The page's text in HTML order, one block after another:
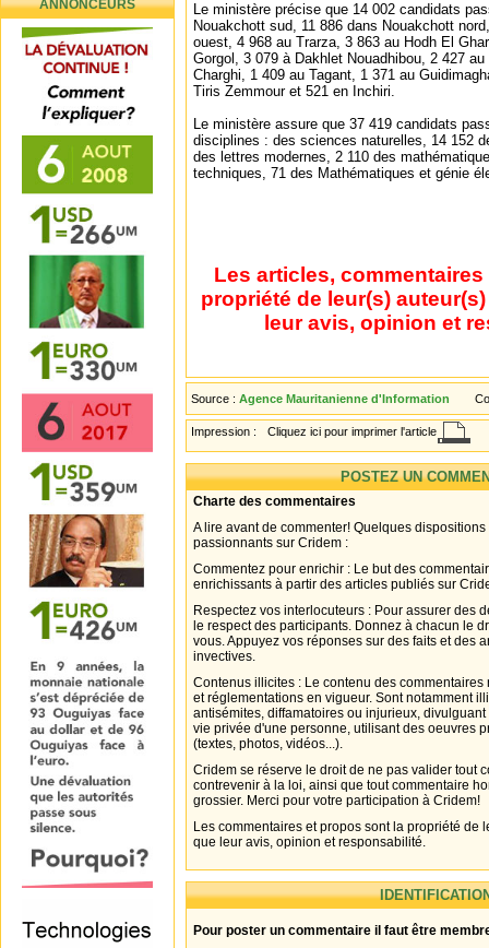
ANNONCEURS
Le ministère précise que 14 002 candidats
Nouakchott sud, 11 886 dans Nouakchott
ouest, 4 968 au Trarza, 3 863 au Hodh El
Gorgol, 3 079 à Dakhlet Nouadhibou, 2 427
Charghi, 1 409 au Tagant, 1 371 au
Tiris Zemmour et 521 en Inchiri.
Le ministère assure que 37 419 candidats
disciplines : des sciences naturelles, 14 152
des lettres modernes, 2 110 des
techniques, 71 des Mathématiques et génie
Les articles,
propriété de leur(s)
leur avis, opinion et
Source : Agence Mauritanienne d'Information
Impression : Cliquez ici pour imprimer l'article
POSTEZ UN
Charte des commentaires
A lire avant de commenter! Quelques
passionnants sur Cridem :
Commentez pour enrichir : Le but des
enrichissants à partir des articles publiés sur
Respectez vos interlocuteurs : Pour assurer des
le respect des participants. Donnez à chacun le
vous. Appuyez vos réponses sur des faits et des
invectives.
Contenus illicites : Le contenu des
et réglementations en vigueur. Sont notamment
antisémites, diffamatoires ou injurieux,
vie privée d'une personne, utilisant des oeuvres
(textes, photos, vidéos...).
Cridem se réserve le droit de ne pas valider tout
contrevenir à la loi, ainsi que tout commentaire
grossier. Merci pour votre participation à Cridem!
Les commentaires et propos sont la propriété de
que leur avis, opinion et responsabilité.
Pour poster un commentaire il faut être